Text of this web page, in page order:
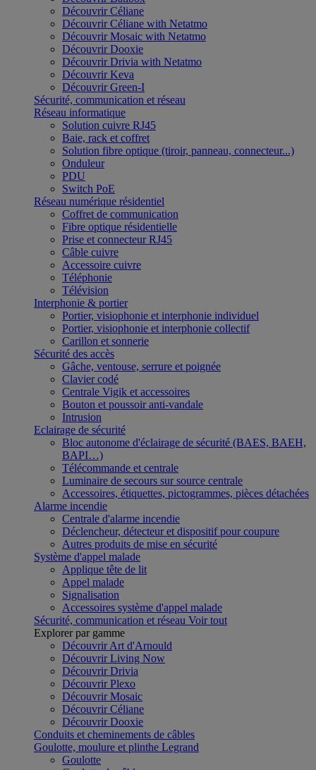
Découvrir Céliane
Découvrir Céliane with Netatmo
Découvrir Mosaic with Netatmo
Découvrir Dooxie
Découvrir Drivia with Netatmo
Découvrir Keva
Découvrir Green-I
Sécurité, communication et réseau
Réseau informatique
Solution cuivre RJ45
Baie, rack et coffret
Solution fibre optique (tiroir, panneau, connecteur...)
Onduleur
PDU
Switch PoE
Réseau numérique résidentiel
Coffret de communication
Fibre optique résidentielle
Prise et connecteur RJ45
Câble cuivre
Accessoire cuivre
Téléphonie
Télévision
Interphonie & portier
Portier, visiophonie et interphonie individuel
Portier, visiophonie et interphonie collectif
Carillon et sonnerie
Sécurité des accès
Gâche, ventouse, serrure et poignée
Clavier codé
Centrale Vigik et accessoires
Bouton et poussoir anti-vandale
Intrusion
Eclairage de sécurité
Bloc autonome d'éclairage de sécurité (BAES, BAEH,
BAPI…)
Télécommande et centrale
Luminaire de secours sur source centrale
Accessoires, étiquettes, pictogrammes, pièces détachées
Alarme incendie
Centrale d'alarme incendie
Déclencheur, détecteur et dispositif pour coupure
Autres produits de mise en sécurité
Système d'appel malade
Applique tête de lit
Appel malade
Signalisation
Accessoires système d'appel malade
Sécurité, communication et réseau Voir tout
Explorer par gamme
Découvrir Art d'Arnould
Découvrir Living Now
Découvrir Drivia
Découvrir Plexo
Découvrir Mosaic
Découvrir Céliane
Découvrir Dooxie
Conduits et cheminements de câbles
Goulotte, moulure et plinthe Legrand
Goulotte